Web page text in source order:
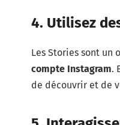
4. Utilisez
Les Stories sont
compte Instagram.
de découvrir et de